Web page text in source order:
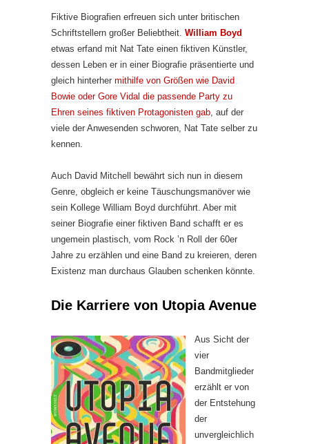
Fiktive Biografien erfreuen sich unter britischen
Schriftstellern großer Beliebtheit. William Boyd
etwas erfand mit Nat Tate einen fiktiven Künstler,
dessen Leben er in einer Biografie präsentierte und
gleich hinterher mithilfe von Größen wie David
Bowie oder Gore Vidal die passende Party zu
Ehren seines fiktiven Protagonisten gab , auf der
viele der Anwesenden schworen, Nat Tate selber zu
kennen.
Auch David Mitchell bewährt sich nun in diesem
Genre, obgleich er keine Täuschungsmanöver wie
sein Kollege William Boyd durchführt. Aber mit
seiner Biografie einer fiktiven Band schafft er es
ungemein plastisch, vom Rock ’n Roll der 60er
Jahre zu erzählen und eine Band zu kreieren, deren
Existenz man durchaus Glauben schenken könnte.
Die Karriere von Utopia Avenue
Aus Sicht der
vier
Bandmitglieder
erzählt er von
der Entstehung
der
unvergleichlich